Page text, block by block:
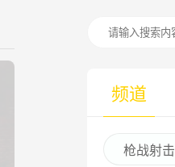
频道
枪战射击